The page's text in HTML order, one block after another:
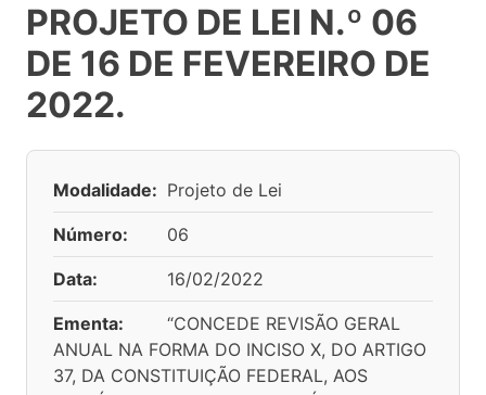
PROJETO DE LEI N.º 06
DE 16 DE FEVEREIRO DE
2022.
Modalidade: Projeto de Lei
Número: 06
Data: 16/02/2022
Ementa:
“CONCEDE REVISÃO GERAL
ANUAL NA FORMA DO INCISO X, DO ARTIGO
37, DA CONSTITUIÇÃO FEDERAL, AOS